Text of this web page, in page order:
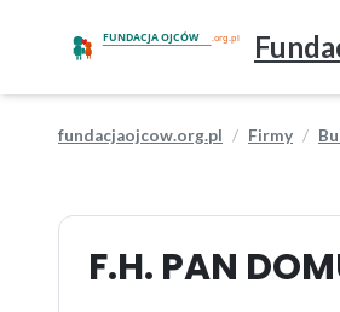
fundacjaojcow.org.pl Firmy
F.H. PAN